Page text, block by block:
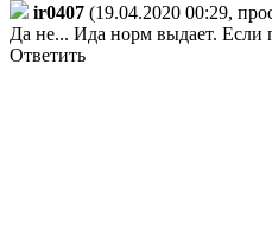
ir0407 (19.04.2020 00:29,
Да не... Ида норм выдает. Если
Ответить